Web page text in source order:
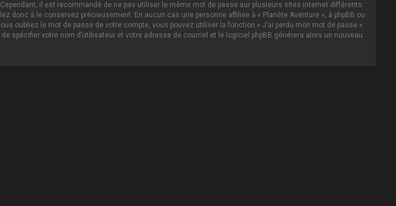
il est recommandé de ne pas utiliser le même mot de passe sur plusieurs sites internet différents.
donc à le conservez précieusement. En aucun cas une personne affiliée à « Planète Aventure », à phpBB ou
oubliez le mot de passe de votre compte, vous pouvez utiliser la fonction « J’ai perdu mon mot de passe »
spécifier votre nom d’utilisateur et votre adresse de courriel et le logiciel phpBB générera alors un nouveau